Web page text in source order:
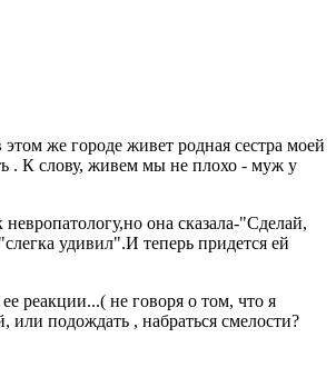
же городе живет родная сестра моей
. К слову, живем мы не плохо - муж у
она сказала-"Сделай,
удивил".И теперь придется ей
реакции...( не говоря о том, что я
или подождать , набраться смелости?